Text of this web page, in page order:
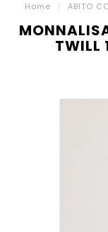
Home / ABITO
TWILL